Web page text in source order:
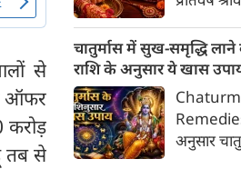
से
ऑफर
तब से
सोच,
भी बदल
में इसे
माना गया
का पावन
2026 कब
2026 की
चातुर्मास में सुख-समृद्धि
राशि के अनुसार ये खास
अनुसार